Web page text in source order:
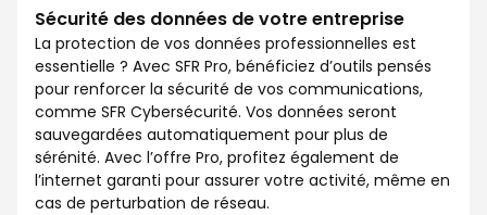
Sécurité des données de votre entreprise
La protection de vos données professionnelles est
essentielle ? Avec SFR Pro, bénéficiez d’outils pensés
pour renforcer la sécurité de vos communications,
comme SFR Cybersécurité. Vos données seront
sauvegardées automatiquement pour plus de
sérénité. Avec l’offre Pro, profitez également de
l’internet garanti pour assurer votre activité, même en
cas de perturbation de réseau.